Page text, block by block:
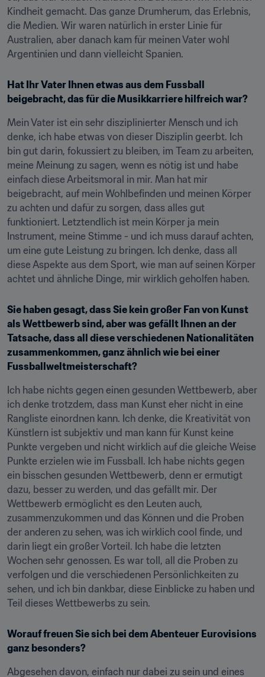
Kindheit gemacht. Das ganze Drumherum, das Erlebnis,
die Medien. Wir waren natürlich in erster Linie für
Australien, aber danach kam für meinen Vater wohl
Argentinien und dann vielleicht Spanien.
Hat Ihr Vater Ihnen etwas aus dem Fussball
beigebracht, das für die Musikkarriere hilfreich war?
Mein Vater ist ein sehr disziplinierter Mensch und ich
denke, ich habe etwas von dieser Disziplin geerbt. Ich
bin gut darin, fokussiert zu bleiben, im Team zu arbeiten,
meine Meinung zu sagen, wenn es nötig ist und habe
einfach diese Arbeitsmoral in mir. Man hat mir
beigebracht, auf mein Wohlbefinden und meinen Körper
zu achten und dafür zu sorgen, dass alles gut
funktioniert. Letztendlich ist mein Körper ja mein
Instrument, meine Stimme - und ich muss darauf achten,
um eine gute Leistung zu bringen. Ich denke, dass all
diese Aspekte aus dem Sport, wie man auf seinen Körper
achtet und ähnliche Dinge, mir wirklich geholfen haben.
Sie haben gesagt, dass Sie kein großer Fan von Kunst
als Wettbewerb sind, aber was gefällt Ihnen an der
Tatsache, dass all diese verschiedenen Nationalitäten
zusammenkommen, ganz ähnlich wie bei einer
Fussballweltmeisterschaft?
Ich habe nichts gegen einen gesunden Wettbewerb, aber
ich denke trotzdem, dass man Kunst eher nicht in eine
Rangliste einordnen kann. Ich denke, die Kreativität von
Künstlern ist subjektiv und man kann für Kunst keine
Punkte vergeben und nicht wirklich auf die gleiche Weise
Punkte erzielen wie im Fussball. Ich habe nichts gegen
ein bisschen gesunden Wettbewerb, denn er ermutigt
dazu, besser zu werden, und das gefällt mir. Der
Wettbewerb ermöglicht es den Leuten auch,
zusammenzukommen und das Können und die Proben
der anderen zu sehen, was ich wirklich cool finde, und
darin liegt ein großer Vorteil. Ich habe die letzten
Wochen sehr genossen. Es war toll, all die Proben zu
verfolgen und die verschiedenen Persönlichkeiten zu
sehen, und ich bin dankbar, diese Einblicke zu haben und
Teil dieses Wettbewerbs zu sein.
Worauf freuen Sie sich bei dem Abenteuer Eurovisions
ganz besonders?
Abgesehen davon, einfach nur dabei zu sein und eines